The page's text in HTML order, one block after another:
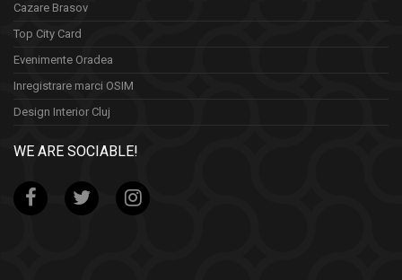
Cazare Brasov
Top City Card
Evenimente Oradea
Inregistrare marci OSIM
Design Interior Cluj
WE ARE SOCIABLE!